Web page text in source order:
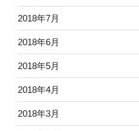
2018年7月
2018年6月
2018年5月
2018年4月
2018年3月